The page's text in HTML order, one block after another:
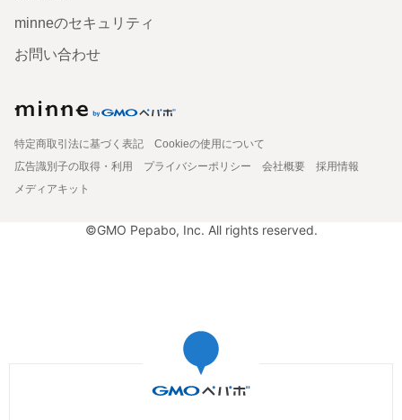
minneのセキュリティ
お問い合わせ
特定商取引法に基づく表記
Cookieの使用について
広告識別子の取得・利用
プライバシーポリシー 会社概要
採用情報
メディアキット
©GMO Pepabo, Inc. All rights reserved.